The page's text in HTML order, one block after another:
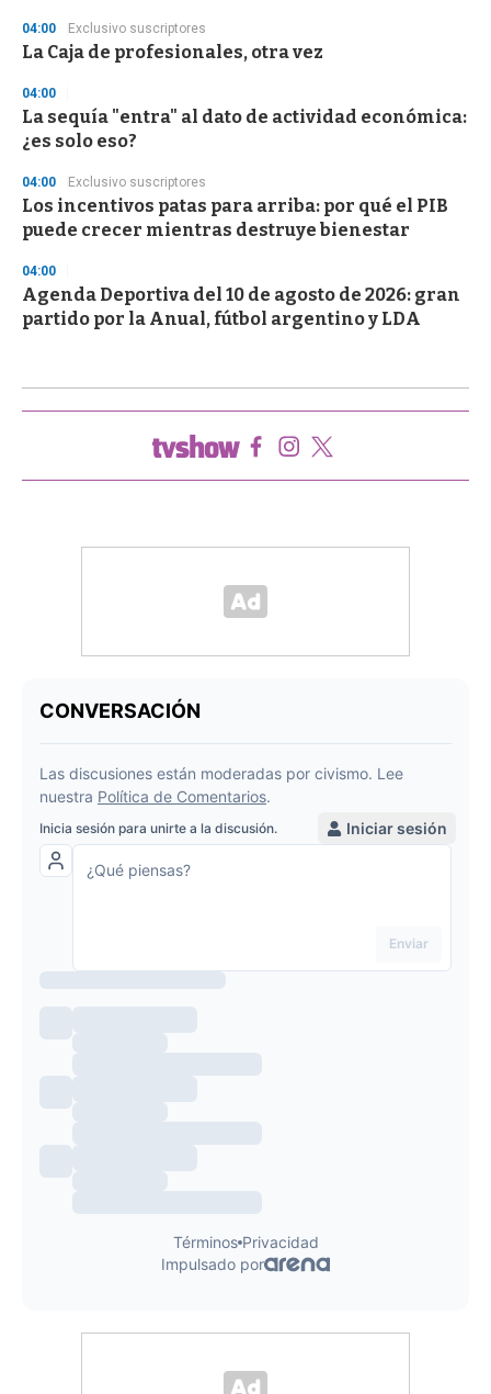
04:00 Exclusivo suscriptores
La Caja de profesionales, otra vez
04:00
La sequía "entra" al dato de actividad económica:
¿es solo eso?
04:00 Exclusivo suscriptores
Los incentivos patas para arriba: por qué el PIB
puede crecer mientras destruye bienestar
04:00
Agenda Deportiva del 10 de agosto de 2026: gran
partido por la Anual, fútbol argentino y LDA